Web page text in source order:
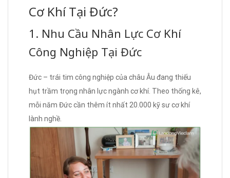
Cơ Khí Tại Đức?
1. Nhu Cầu Nhân Lực Cơ Khí
Công Nghiệp Tại Đức
Đức – trái tim công nghiệp của châu Âu đang thiếu
hụt trầm trọng nhân lực ngành cơ khí. Theo thống kê,
mỗi năm Đức cần thêm ít nhất 20.000 kỹ sư cơ khí
lành nghề.